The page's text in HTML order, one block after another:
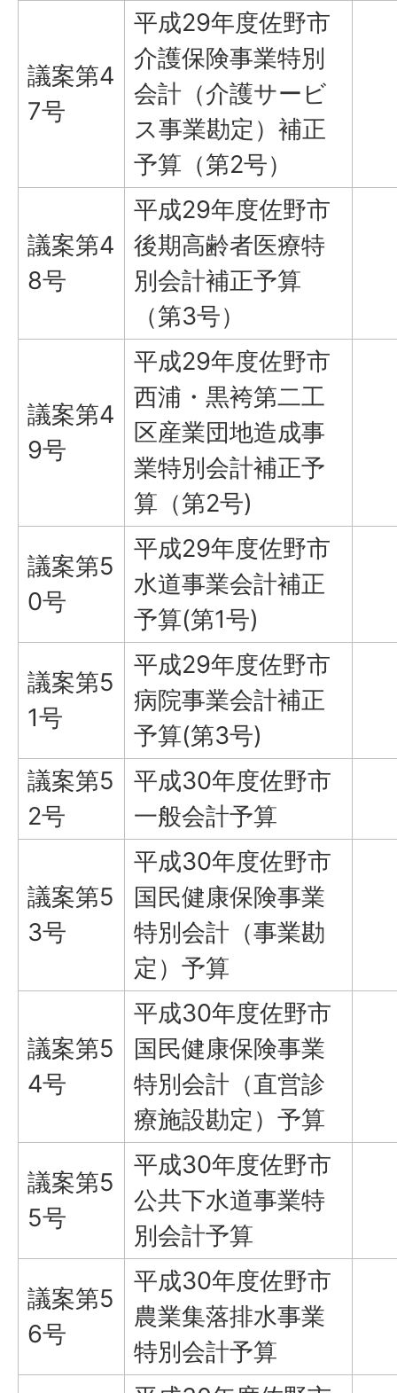
議案第4
7号
平成29年度佐野市
介護保険事業特別
会計（介護サービ
ス事業勘定）補正
予算（第2号）
議案第4
8号
平成29年度佐野市
後期高齢者医療特
別会計補正予算
（第3号）
議案第4
9号
平成29年度佐野市
西浦・黒袴第二工
区産業団地造成事
業特別会計補正予
算（第2号)
議案第5
0号
平成29年度佐野市
水道事業会計補正
予算(第1号)
議案第5
1号
平成29年度佐野市
病院事業会計補正
予算(第3号)
議案第5
2号
平成30年度佐野市
一般会計予算
議案第5
3号
平成30年度佐野市
国民健康保険事業
特別会計（事業勘
定）予算
議案第5
4号
平成30年度佐野市
国民健康保険事業
特別会計（直営診
療施設勘定）予算
議案第5
5号
平成30年度佐野市
公共下水道事業特
別会計予算
議案第5
6号
平成30年度佐野市
農業集落排水事業
特別会計予算